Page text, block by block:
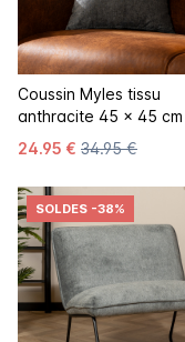
Coussin Myles tissu
anthracite 45 x 45 cm
24.95 € 34.95 €
SOLDES -38%